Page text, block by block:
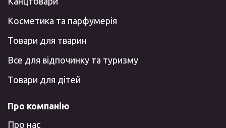
Косметика та парфумерія
Товари для тварин
Все для відпочинку та туризму
Товари для дітей
Про компанію
Про нас